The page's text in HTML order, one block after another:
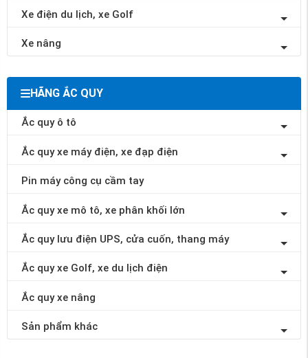
Xe điện du lịch, xe Golf
Xe nâng
HÃNG ẮC QUY
Ắc quy ô tô
Ắc quy xe máy điện, xe đạp điện
Pin máy công cụ cầm tay
Ắc quy xe mô tô, xe phân khối lớn
Ắc quy lưu điện UPS, cửa cuốn, thang máy
Ắc quy xe Golf, xe du lịch điện
Ắc quy xe nâng
Sản phẩm khác